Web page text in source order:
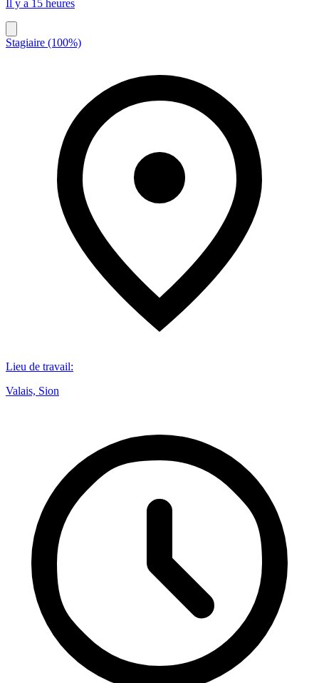
Il y a 15 heures
Stagiaire (100%)
Lieu de travail:
Valais, Sion